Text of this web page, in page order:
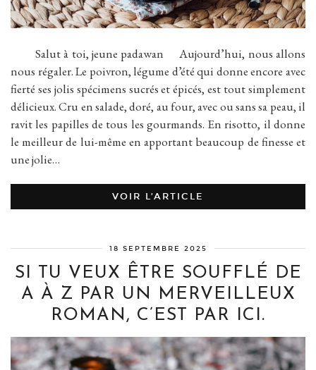
Salut à toi, jeune padawan Aujourd’hui, nous allons
nous régaler. Le poivron, légume d’été qui donne encore avec
fierté ses jolis spécimens sucrés et épicés, est tout simplement
délicieux. Cru en salade, doré, au four, avec ou sans sa peau, il
ravit les papilles de tous les gourmands. En risotto, il donne
le meilleur de lui-même en apportant beaucoup de finesse et
une jolie…
VOIR L’ARTICLE
18 SEPTEMBRE 2025
SI TU VEUX ÊTRE SOUFFLÉ DE
A À Z PAR UN MERVEILLEUX
ROMAN, C’EST PAR ICI.